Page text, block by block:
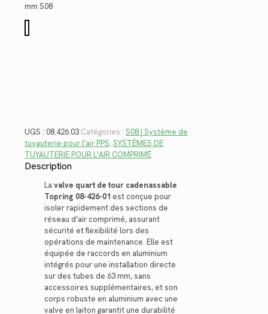
mm S08
de
UGS : 08.426.03 Catégories : S08 | Système de
tuyauterie pour l'air PPS,SYSTÈMES DE
TUYAUTERIE POUR L'AIR COMPRIMÉ
Description
La valve quart de tour cadenassable
Topring 08-426-01 est conçue pour
isoler rapidement des sections de
réseau d’air comprimé, assurant
sécurité et flexibilité lors des
opérations de maintenance. Elle est
équipée de raccords en aluminium
intégrés pour une installation directe
sur des tubes de 63 mm, sans
accessoires supplémentaires, et son
corps robuste en aluminium avec une
valve en laiton garantit une durabilité